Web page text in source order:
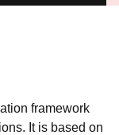
framework
It is based on